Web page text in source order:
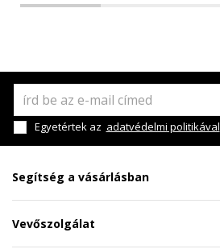
Egyetértek az adatvédelmi politikával
Segítség a vásárlásban
Vevőszolgálat